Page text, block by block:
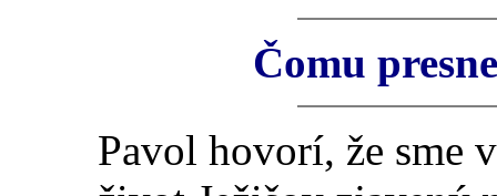
Čomu
Pavol hovorí, že sme